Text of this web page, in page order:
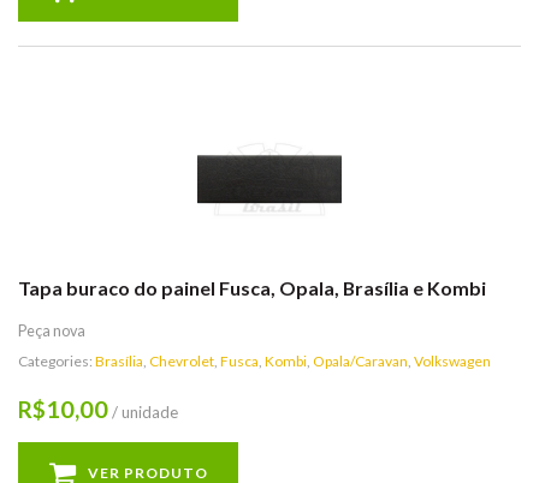
Tapa buraco do painel Fusca, Opala, Brasília e Kombi
Peça nova
Categories: Brasília, Chevrolet, Fusca, Kombi, Opala/Caravan, Volkswagen
R$10,00/ unidade
VER PRODUTO